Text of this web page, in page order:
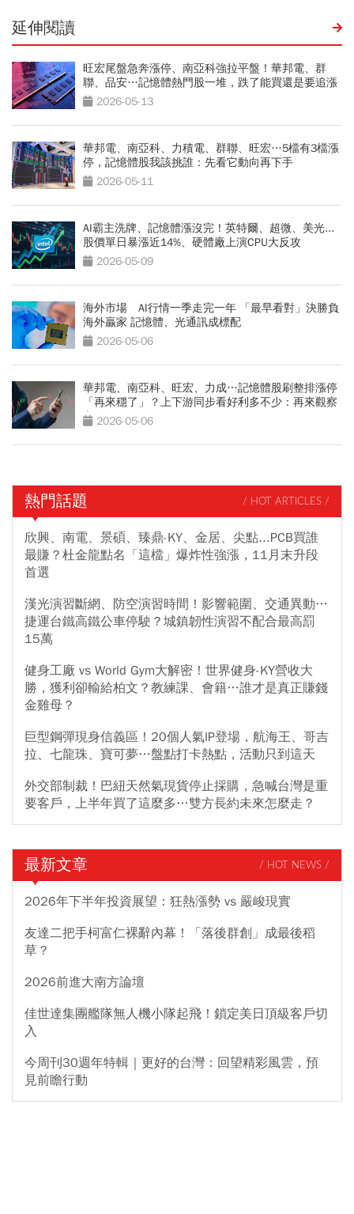
延伸閱讀
旺宏尾盤急奔漲停、南亞科強拉平盤！華邦電、群
聯、品安…記憶體熱門股一堆，跌了能買還是要追漲
2026-05-13
華邦電、南亞科、力積電、群聯、旺宏…5檔有3檔漲
停，記憶體股我該挑誰：先看它動向再下手
2026-05-11
AI霸主洗牌、記憶體漲沒完！英特爾、超微、美光...
股價單日暴漲近14%、硬體廠上演CPU大反攻
2026-05-09
海外市場 AI行情一季走完一年 「最早看對」決勝負
海外贏家 記憶體、光通訊成標配
2026-05-06
華邦電、南亞科、旺宏、力成…記憶體股刷整排漲停
「再來穩了」？上下游同步看好利多不少：再來觀察
它動作
2026-05-06
熱門話題 / HOT ARTICLES /
欣興、南電、景碩、臻鼎-KY、金居、尖點...PCB買誰
最賺？杜金龍點名「這檔」爆炸性強漲，11月末升段
首選
漢光演習斷網、防空演習時間！影響範圍、交通異動…
捷運台鐵高鐵公車停駛？城鎮韌性演習不配合最高罰
15萬
健身工廠 vs World Gym大解密！世界健身-KY營收大
勝，獲利卻輸給柏文？教練課、會籍…誰才是真正賺錢
金雞母？
巨型鋼彈現身信義區！20個人氣IP登場，航海王、哥吉
拉、七龍珠、寶可夢…盤點打卡熱點，活動只到這天
外交部制裁！巴紐天然氣現貨停止採購，急喊台灣是重
要客戶，上半年買了這麼多…雙方長約未來怎麼走？
最新文章 / HOT NEWS /
2026年下半年投資展望：狂熱漲勢 vs 嚴峻現實
友達二把手柯富仁裸辭內幕！「落後群創」成最後稻
草？
2026前進大南方論壇
佳世達集團艦隊無人機小隊起飛！鎖定美日頂級客戶切
入
今周刊30週年特輯｜更好的台灣：回望精彩風雲，預
見前瞻行動